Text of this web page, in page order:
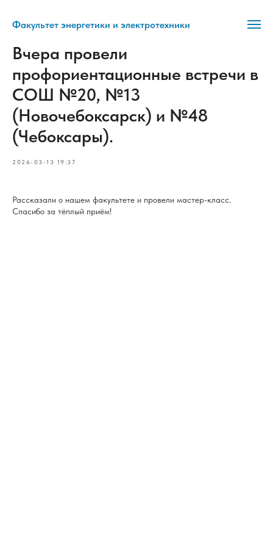
Факультет энергетики и электротехники
Вчера провели
профориентационные встречи в
СОШ №20, №13
(Новочебоксарск) и №48
(Чебоксары).
2026-03-13 19:37
Рассказали о нашем факультете и провели мастер-класс.
Спасибо за тёплый приём!